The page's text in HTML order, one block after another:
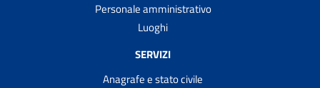
Personale amministrativo
Luoghi
SERVIZI
Anagrafe e stato civile